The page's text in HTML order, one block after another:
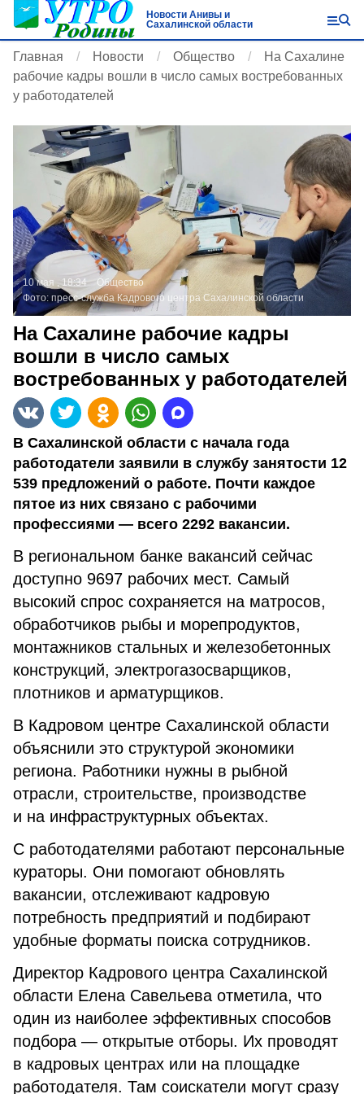
Новости Анивы и
Сахалинской области
Главная Новости Общество
На Сахалине
рабочие кадры вошли в число самых востребованных
у работодателей
10 мая , 18:34
Общество
Фото: пресс-служба Кадрового центра Сахалинской области
На Сахалине рабочие кадры
вошли в число самых
востребованных у работодателей
В Сахалинской области с начала года
работодатели заявили в службу занятости 12
539 предложений о работе. Почти каждое
пятое из них связано с рабочими
профессиями — всего 2292 вакансии.
В региональном банке вакансий сейчас
доступно 9697 рабочих мест. Самый
высокий спрос сохраняется на матросов,
обработчиков рыбы и морепродуктов,
монтажников стальных и железобетонных
конструкций, электрогазосварщиков,
плотников и арматурщиков.
В Кадровом центре Сахалинской области
объяснили это структурой экономики
региона. Работники нужны в рыбной
отрасли, строительстве, производстве
и на инфраструктурных объектах.
С работодателями работают персональные
кураторы. Они помогают обновлять
вакансии, отслеживают кадровую
потребность предприятий и подбирают
удобные форматы поиска сотрудников.
Директор Кадрового центра Сахалинской
области Елена Савельева отметила, что
один из наиболее эффективных способов
подбора — открытые отборы. Их проводят
в кадровых центрах или на площадке
работодателя. Там соискатели могут сразу